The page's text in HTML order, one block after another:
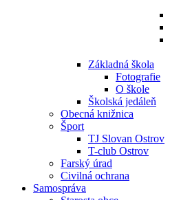
Základná škola
Fotografie
O škole
Školská jedáleň
Obecná knižnica
Šport
TJ Slovan Ostrov
T-club Ostrov
Farský úrad
Civilná ochrana
Samospráva